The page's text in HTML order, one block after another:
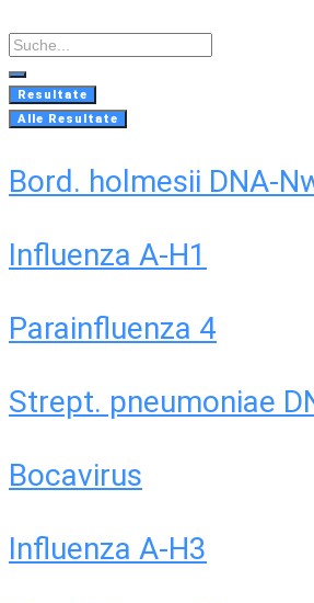
to
content
Search
...
Resultate
Alle Resultate
Bord. holmesii DNA-
Influenza A-H1
Parainfluenza 4
Strept. pneumoniae
Bocavirus
Influenza A-H3